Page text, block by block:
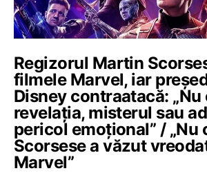
Regizorul Martin
filmele Marvel, iar
Disney contraatacă:
revelaţia, misterul sau
pericol emoţional” / „Nu
Scorsese a văzut
Marvel”